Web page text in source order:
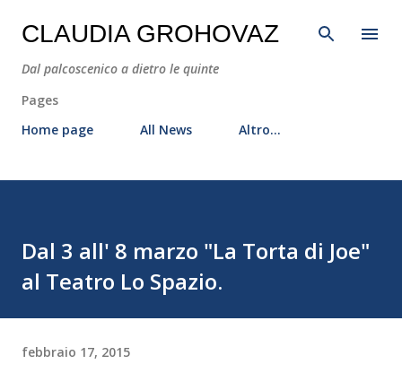
Passa ai contenuti principali
CLAUDIA GROHOVAZ
Dal palcoscenico a dietro le quinte
Pages
Home page
All News Altro…
Dal 3 all' 8 marzo "La Torta di Joe"
al Teatro Lo Spazio.
febbraio 17, 2015